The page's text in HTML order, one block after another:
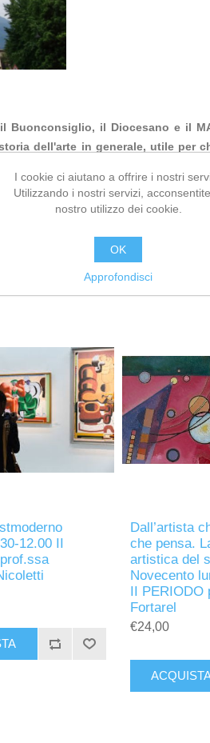
il Diocesano e il
dell'arte in generale, utile per
strumento che stimola e modella la
12.00 II
Dall’artista
che pensa.
artistica del
Novecento
II PERIODO
Fortarel
€24,00
I cookie ci aiutano a offrire i nostri
Utilizzando i nostri servizi,
nostro utilizzo dei cookie.
OK
Approfondisci